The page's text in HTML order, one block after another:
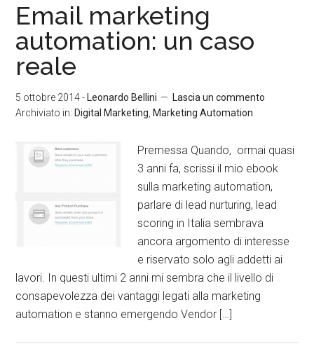
Email marketing
automation: un caso
reale
5 ottobre 2014- Leonardo Bellini
Lascia un commento
Archiviato in: Digital Marketing Marketing Automation
Premessa Quando, ormai quasi
3 anni fa, scrissi il mio ebook
sulla marketing automation,
parlare di lead nurturing, lead
scoring in Italia sembrava
ancora argomento di interesse
e riservato solo agli addetti ai
lavori. In questi ultimi 2 anni mi sembra che il livello di
consapevolezza dei vantaggi legati alla marketing
automation e stanno emergendo Vendor […]